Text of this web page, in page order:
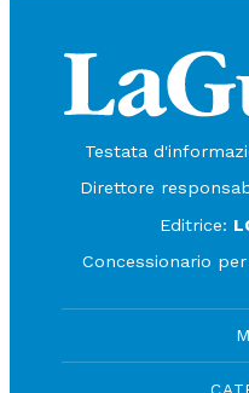
Testata
Direttore
Editrice:
Concessionario